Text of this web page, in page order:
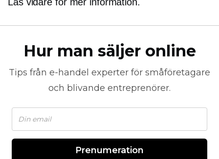
Hur man säljer online
Tips från e-handel experter för småföretagare
och blivande entreprenörer.
Prenumeration